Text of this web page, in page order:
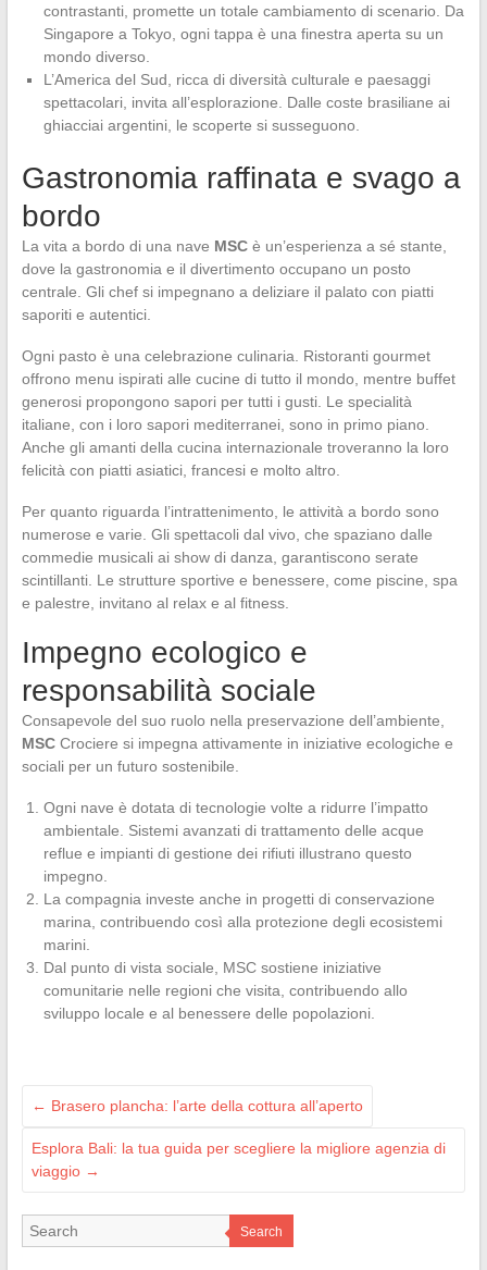
contrastanti, promette un totale cambiamento di scenario. Da
Singapore a Tokyo, ogni tappa è una finestra aperta su un
mondo diverso.
L’America del Sud, ricca di diversità culturale e paesaggi
spettacolari, invita all’esplorazione. Dalle coste brasiliane ai
ghiacciai argentini, le scoperte si susseguono.
Gastronomia raffinata e svago a
bordo
La vita a bordo di una nave MSCè un’esperienza a sé stante,
dove la gastronomia e il divertimento occupano un posto
centrale. Gli chef si impegnano a deliziare il palato con piatti
saporiti e autentici.
Ogni pasto è una celebrazione culinaria. Ristoranti gourmet
offrono menu ispirati alle cucine di tutto il mondo, mentre buffet
generosi propongono sapori per tutti i gusti. Le specialità
italiane, con i loro sapori mediterranei, sono in primo piano.
Anche gli amanti della cucina internazionale troveranno la loro
felicità con piatti asiatici, francesi e molto altro.
Per quanto riguarda l’intrattenimento, le attività a bordo sono
numerose e varie. Gli spettacoli dal vivo, che spaziano dalle
commedie musicali ai show di danza, garantiscono serate
scintillanti. Le strutture sportive e benessere, come piscine, spa
e palestre, invitano al relax e al fitness.
Impegno ecologico e
responsabilità sociale
Consapevole del suo ruolo nella preservazione dell’ambiente,
MSCCrociere si impegna attivamente in iniziative ecologiche e
sociali per un futuro sostenibile.
Ogni nave è dotata di tecnologie volte a ridurre l’impatto
ambientale. Sistemi avanzati di trattamento delle acque
reflue e impianti di gestione dei rifiuti illustrano questo
impegno.
La compagnia investe anche in progetti di conservazione
marina, contribuendo così alla protezione degli ecosistemi
marini.
Dal punto di vista sociale, MSC sostiene iniziative
comunitarie nelle regioni che visita, contribuendo allo
sviluppo locale e al benessere delle popolazioni.
← Brasero plancha: l’arte della cottura all’aperto
Esplora Bali: la tua guida per scegliere la migliore agenzia di
viaggio →
Search